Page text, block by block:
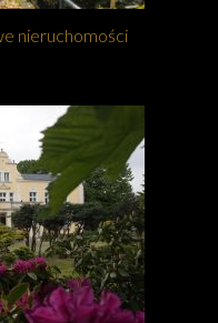
nieruchomości